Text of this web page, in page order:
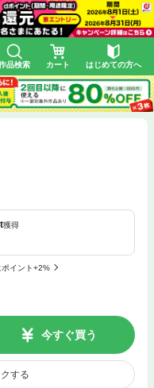
品検索 カート はじめての方へ
獲得
イント+2%
今すぐ買う
する